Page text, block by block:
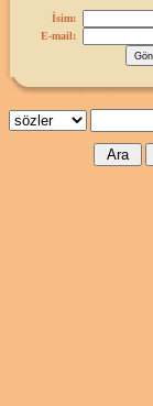
İsim:
E-mail: